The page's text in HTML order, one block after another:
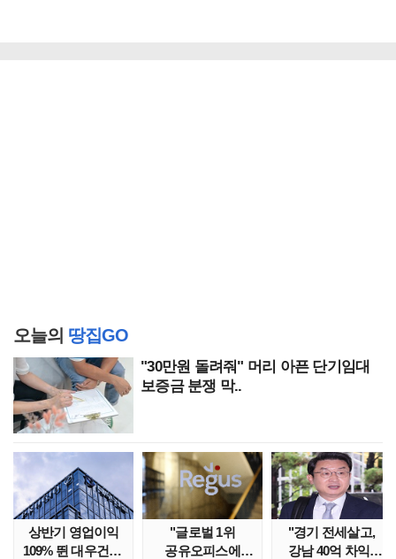
오늘의 땅집GO
"30만원 돌려줘" 머리 아픈 단기임대
보증금 분쟁 막..
상반기 영업이익
109% 뛴 대우건설,
"글로벌 1위
공유오피스에
"경기 전세살고,
강남 40억 차익"